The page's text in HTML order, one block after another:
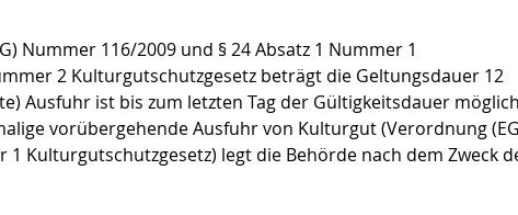
Nummer 116/2009 und § 24 Absatz 1 Nummer 1
2 Kulturgutschutzgesetz beträgt die Geltungsdauer 12
Ausfuhr ist bis zum letzten Tag der Gültigkeitsdauer
vorübergehende Ausfuhr von Kulturgut (Verordnung
1 Kulturgutschutzgesetz) legt die Behörde nach dem Zweck